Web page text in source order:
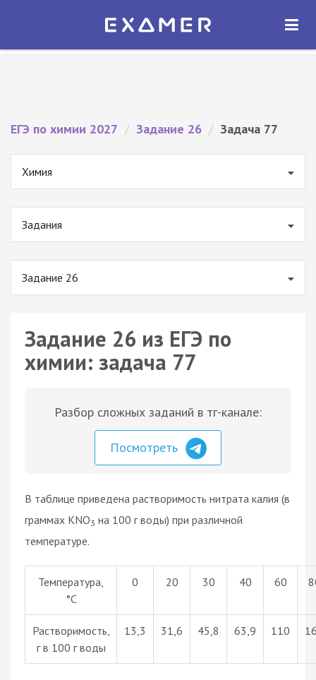
Экзамер — ЕГЭ 2027
ОТКРЫТЬ
ЕГЭ по химии 2027 / Задание 26 / Задача 77
Химия
Задания
Задание 26
Задание 26 из ЕГЭ по
химии: задача 77
Разбор сложных заданий в тг-канале:
Посмотреть
В таблице приведена растворимость нитрата калия (в
граммах KNO3 на 100 г воды) при различной
температуре.
Температура,
°С
0 20 30 40 60
Растворимость,
г в 100 г воды
13,3 31,6 45,8 63,9 110